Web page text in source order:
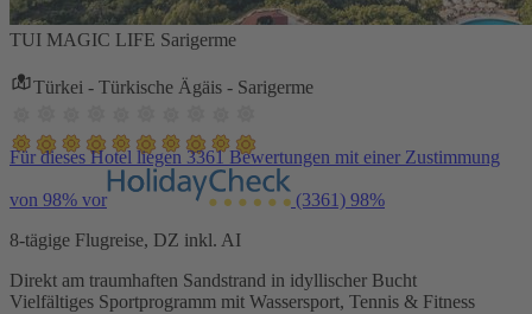
TUI MAGIC LIFE Sarigerme
Türkei - Türkische Ägäis - Sarigerme
Für dieses Hotel liegen 3361 Bewertungen mit einer Zustimmung
von 98% vor (3361) 98%
8-tägige Flugreise, DZ inkl. AI
Direkt am traumhaften Sandstrand in idyllischer Bucht
Vielfältiges Sportprogramm mit Wassersport, Tennis & Fitness